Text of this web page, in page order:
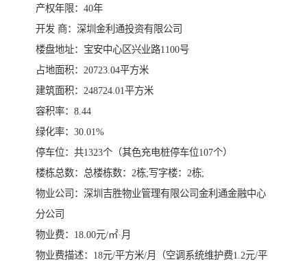
产权年限：40年
开发 商：深圳金利通投资有限公司
楼盘地址：宝安中心区兴业路1100号
占地面积：20723.04平方米
建筑面积：248724.01平方米
容积率：8.44
绿化率：30.01%
停车位：共1323个（其色充电桩停车位107个）
楼栋总数：总楼栋数：2栋;写字楼：2栋;
物业公司：深圳吉胜物业管理有限公司金利通金融中心
分公司
物业费：18.00元/㎡·月
物业费描述：18元/平方米/月（空调系统维护费1.2元/平